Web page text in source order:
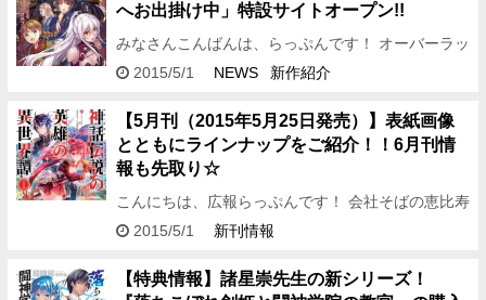
へお出掛け中」特設サイトオープン!!
みなさんこんばんは、らっぷんです！ オーバーラッ
プノベルスの創刊第二弾、 「骸骨騎士様、只今異世
がオープン…
2015/5/1 NEWS 新作紹介
【5月刊（2015年5月25日発売）】表紙画像
とともにラインナップをご紹介！！6月刊情
報も先取り☆
こんにちは、広報らっぷんです！ 会社そばの恵比寿
ガーデンプレイスの 新緑が眩しい季節となりました
えます♪ …
2015/5/1 新刊情報
【特典情報】諸星崇先生の新シリーズ！